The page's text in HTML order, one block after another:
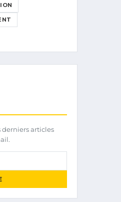
derniers articles